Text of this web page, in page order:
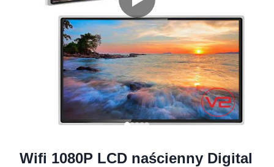
Wifi 1080P LCD naścienny Digital